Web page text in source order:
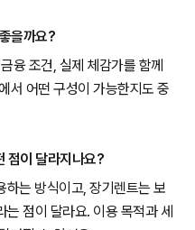
을까요?
융 조건, 실제 체감가를 함께
서 어떤 구성이 가능한지도 중
점이 달라지나요?
는 방식이고, 장기렌트는 보
는 점이 달라요. 이용 목적과 세